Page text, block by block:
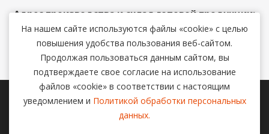
Адрес производства и склад готовой продукции:
143573, Московская область, Истринский район, с. п.
Онуфриевское, д. Карасино, ул. Дружная д. 41
2026 © Производство и продажа гофрокоробов - опт.
На нашем сайте используются файлы «cookie» с целью
повышения удобства пользования веб-сайтом.
Продолжая пользоваться данным сайтом, вы
подтверждаете свое согласие на использование
файлов «cookie» в соответствии с настоящим
уведомлением и Политикой обработки персональных
данных.